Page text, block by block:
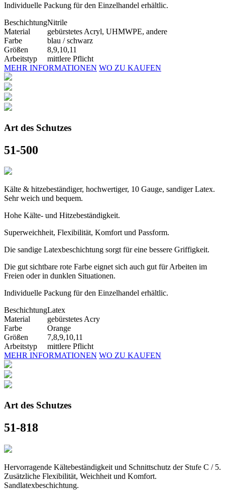
Individuelle Packung für den Einzelhandel erhältlic.
BeschichtungNitrile
Material
gebürstetes Acryl, UHMWPE, andere
Farbe
blau / schwarz
Größen
8,9,10,11
Arbeitstyp
mittlere Pflicht
MEHR INFORMATIONEN WO ZU KAUFEN
Art des Schutzes
51-500
Kälte & hitzebeständiger, hochwertiger, 10 Gauge, sandiger Latex.
Sehr weich und bequem.
Hohe Kälte- und Hitzebeständigkeit.
Superweichheit, Flexibilität, Komfort und Passform.
Die sandige Latexbeschichtung sorgt für eine bessere Griffigkeit.
Die gut sichtbare rote Farbe eignet sich auch gut für Arbeiten im
Freien oder in dunklen Situationen.
Individuelle Packung für den Einzelhandel erhältlic.
BeschichtungLatex
Material
gebürstetes Acry
Farbe
Orange
Größen
7,8,9,10,11
Arbeitstyp
mittlere Pflicht
MEHR INFORMATIONEN WO ZU KAUFEN
Art des Schutzes
51-818
Hervorragende Kältebeständigkeit und Schnittschutz der Stufe C / 5.
Zusätzliche Flexibilität, Weichheit und Komfort.
Sandlatexbeschichtung.